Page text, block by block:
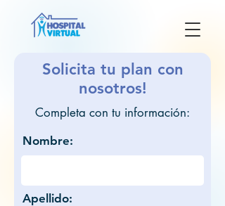
Solicita tu plan con
nosotros!
Completa con tu información:
Nombre:
Apellido: